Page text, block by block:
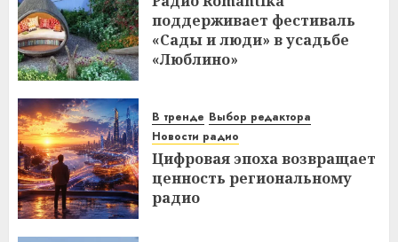
поддерживает фестиваль
«Сады и люди» в усадьбе
«Люблино»
В тренде Выбор редактора
Новости радио
Цифровая эпоха возвращает
ценность региональному
радио